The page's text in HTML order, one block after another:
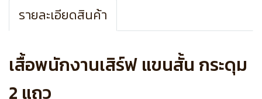
รายละเอียดสินค้า
เสื้อพนักงานเสิร์ฟ แขนสั้น กระดุม
2 แถว